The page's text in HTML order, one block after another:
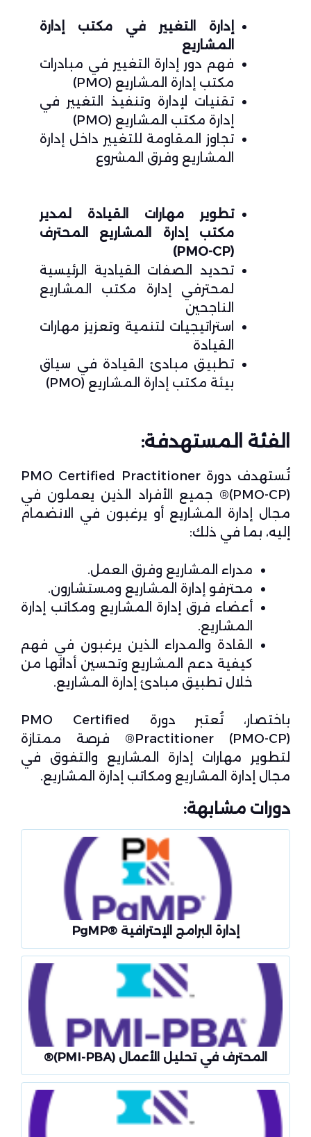
إدارة التغيير في مكتب إدارة
المشاريع
فهم دور إدارة التغيير في مبادرات
مكتب إدارة المشاريع (PMO)
تقنيات لإدارة وتنفيذ التغيير في
إدارة مكتب المشاريع (PMO)
تجاوز المقاومة للتغيير داخل إدارة
المشاريع وفرق المشروع
تطوير مهارات القيادة لمدير
مكتب إدارة المشاريع المحترف
(PMO-CP)
تحديد الصفات القيادية الرئيسية
لمحترفي إدارة مكتب المشاريع
الناجحين
استراتيجيات لتنمية وتعزيز مهارات
القيادة
تطبيق مبادئ القيادة في سياق
بيئة مكتب إدارة المشاريع (PMO)
الفئة المستهدفة:
تُستهدف دورة PMO Certified Practitioner
(PMO-CP)® جميع الأفراد الذين يعملون في
مجال إدارة المشاريع أو يرغبون في الانضمام
إليه، بما في ذلك:
مدراء المشاريع وفرق العمل.
محترفو إدارة المشاريع ومستشارون.
أعضاء فرق إدارة المشاريع ومكاتب إدارة
المشاريع.
القادة والمدراء الذين يرغبون في فهم
كيفية دعم المشاريع وتحسين أدائها من
خلال تطبيق مبادئ إدارة المشاريع.
باختصار، تُعتبر دورة PMO Certified
Practitioner (PMO-CP)® فرصة ممتازة
لتطوير مهارات إدارة المشاريع والتفوق في
مجال إدارة المشاريع ومكاتب إدارة المشاريع.
دورات مشابهة:
إدارة البرامج الإحترافية ®PgMP
المحترف في تحليل الأعمال (PMI-PBA)®